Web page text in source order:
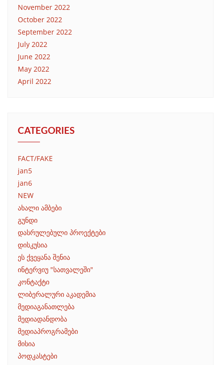
November 2022
October 2022
September 2022
July 2022
June 2022
May 2022
April 2022
CATEGORIES
FACT/FAKE
jan5
jan6
NEW
ახალი ამბები
გუნდი
დასრულებული პროექტები
დისკუსია
ეს ქვეყანა შენია
ინტერვიუ "სათვალეში"
კონტაქტი
ლიბერალური აკადემია
მედიაგანათლება
მედიადანდობა
მედიაპროგრამები
მისია
პოდკასტები